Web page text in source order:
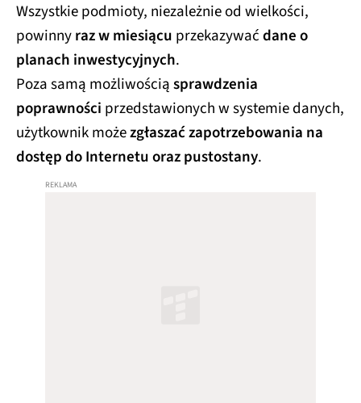
Wszystkie podmioty, niezależnie od wielkości,
powinnyraz w miesiącu przekazywaćdane o
planach inwestycyjnych.
Poza samą możliwościąsprawdzenia
poprawności przedstawionych w systemie danych,
użytkownik możezgłaszać zapotrzebowania na
dostęp do Internetu oraz pustostany.